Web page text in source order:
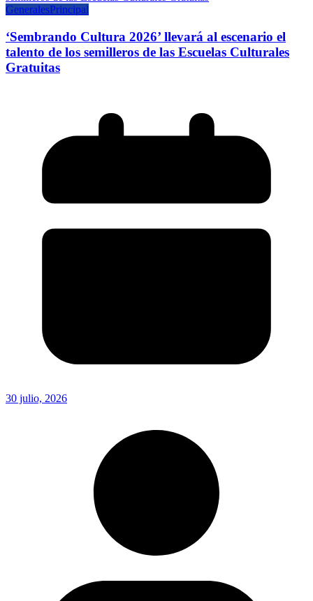
GeneralesPrincipal
‘Sembrando Cultura 2026’ llevará al escenario el
talento de los semilleros de las Escuelas Culturales
Gratuitas
30 julio, 2026